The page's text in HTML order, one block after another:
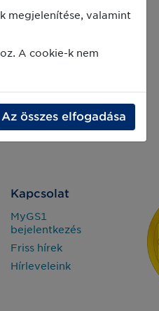
Kapcsolat
MyGS1
bejelentkezés
Friss hírek
Hírleveleink
megjelenítése, valamint
A cookie-k nem
Az összes elfogadása